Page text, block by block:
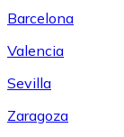
Barcelona
Valencia
Sevilla
Zaragoza